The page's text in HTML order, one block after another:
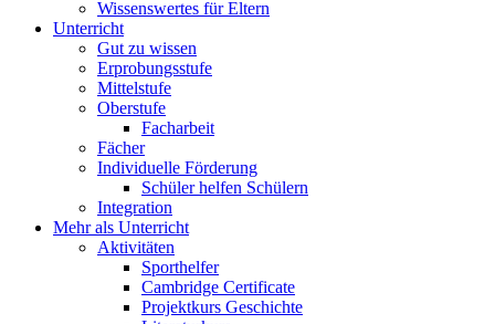
Wissenswertes für Eltern
Unterricht
Gut zu wissen
Erprobungsstufe
Mittelstufe
Oberstufe
Facharbeit
Fächer
Individuelle Förderung
Schüler helfen Schülern
Integration
Mehr als Unterricht
Aktivitäten
Sporthelfer
Cambridge Certificate
Projektkurs Geschichte